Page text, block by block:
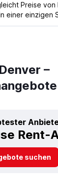
Preise
einer einzigen
–
Rent-
suchen